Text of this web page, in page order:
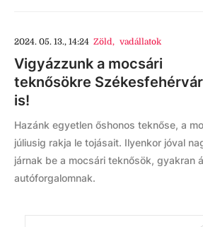
2024. 05. 13., 14:24 Zöld, vadállatok
Vigyázzunk a mocsári
teknősökre
is!
Hazánk egyetlen őshonos teknőse, a
júliusig rakja le tojásait. Ilyenkor jóval
járnak be a mocsári teknősök, gyakran
autóforgalomnak.